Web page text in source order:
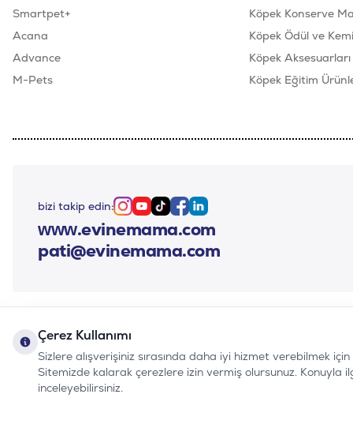
Smartpet+
Acana
Advance
M-Pets
Köpek Konserve
Köpek Ödül ve
Köpek Aksesuarları
Köpek Eğitim
bizi takip edin: Instagram
Youtube
TiktokFacebook
Linkedin
www.evinemama.com
pati@evinemama.com
Çerez Kullanımı
Sizlere alışverişiniz sırasında daha iyi hizmet verebilmek
Sitemizde kalarak çerezlere izin vermiş olursunuz. Konuyla
inceleyebilirsiniz.